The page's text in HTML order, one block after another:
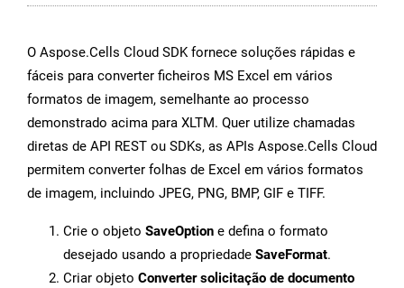
O Aspose.Cells Cloud SDK fornece soluções rápidas e
fáceis para converter ficheiros MS Excel em vários
formatos de imagem, semelhante ao processo
demonstrado acima para XLTM. Quer utilize chamadas
diretas de API REST ou SDKs, as APIs Aspose.Cells Cloud
permitem converter folhas de Excel em vários formatos
de imagem, incluindo JPEG, PNG, BMP, GIF e TIFF.
Crie o objeto SaveOption e defina o formato
desejado usando a propriedade SaveFormat.
Criar objeto Converter solicitação de documento